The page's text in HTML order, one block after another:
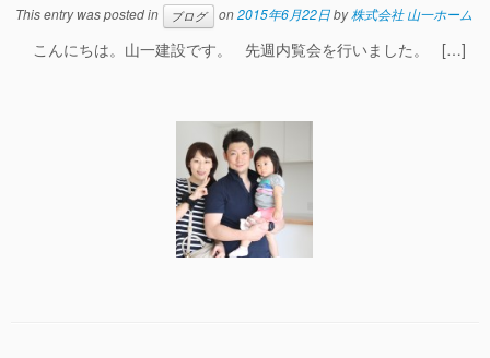
This entry was posted in ブログ on2015年6月22日by株式会社 山一ホーム
こんにちは。山一建設です。 先週内覧会を行いました。 […]